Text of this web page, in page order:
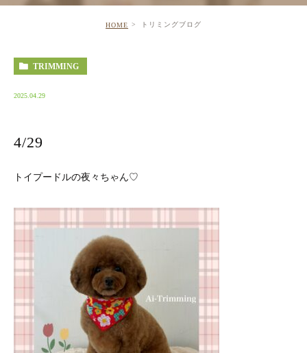
HOME トリミングブログ
TRIMMING
2025.04.29
4/29
トイプードルの夜々ちゃん♡